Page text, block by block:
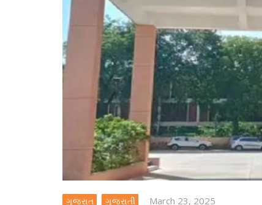
ગુજરાત ગુજરાતી March 23, 2025